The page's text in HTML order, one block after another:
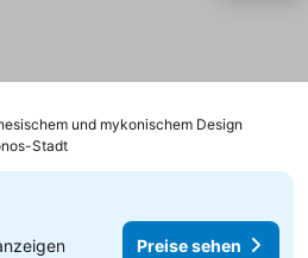
und mykonischem Design
Stadt
Preise sehen